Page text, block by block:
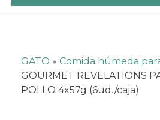
GATO » Comida húmeda
GOURMET REVELATIONS
POLLO 4x57g (6ud./caja)